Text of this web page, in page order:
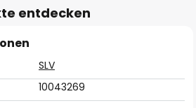
entdecken
SLV
10043269